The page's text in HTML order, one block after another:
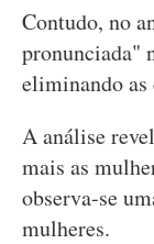
Contudo, no
pronunciada"
eliminando as
A análise
mais as
observa-se
mulheres.